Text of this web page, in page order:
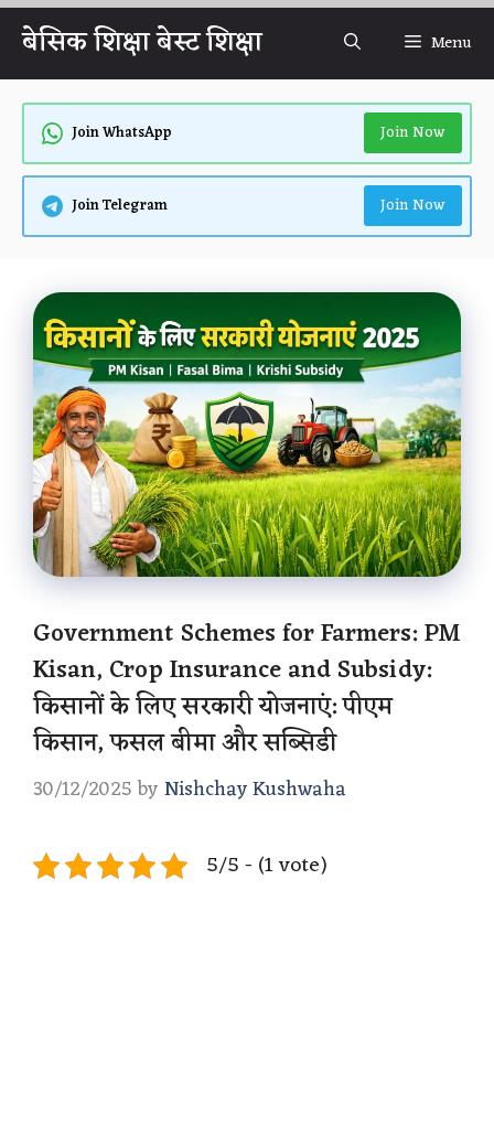
Skip
content
बेसिक शिक्षा बेस्ट शिक्षा Menu
Join WhatsApp Join Now
Join Telegram Join Now
Government Schemes for Farmers: PM
Kisan, Crop Insurance and Subsidy:
किसानों के लिए सरकारी योजनाएं: पीएम
किसान, फसल बीमा और सब्सिडी
30/12/2025 byNishchay Kushwaha
5/5 - (1 vote)